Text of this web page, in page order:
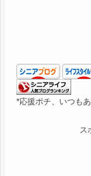
*応援ポチ、いつも
ス